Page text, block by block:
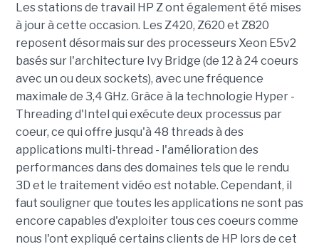
Les stations de travail HP Z ont également été mises
à jour à cette occasion. Les Z420, Z620 et Z820
reposent désormais sur des processeurs Xeon E5v2
basés sur l'architecture Ivy Bridge (de 12 à 24 coeurs
avec un ou deux sockets), avec une fréquence
maximale de 3,4 GHz. Grâce à la technologie Hyper -
Threading d'Intel qui exécute deux processus par
coeur, ce qui offre jusqu'à 48 threads à des
applications multi-thread - l'amélioration des
performances dans des domaines tels que le rendu
3D et le traitement vidéo est notable. Cependant, il
faut souligner que toutes les applications ne sont pas
encore capables d'exploiter tous ces coeurs comme
nous l'ont expliqué certains clients de HP lors de cet